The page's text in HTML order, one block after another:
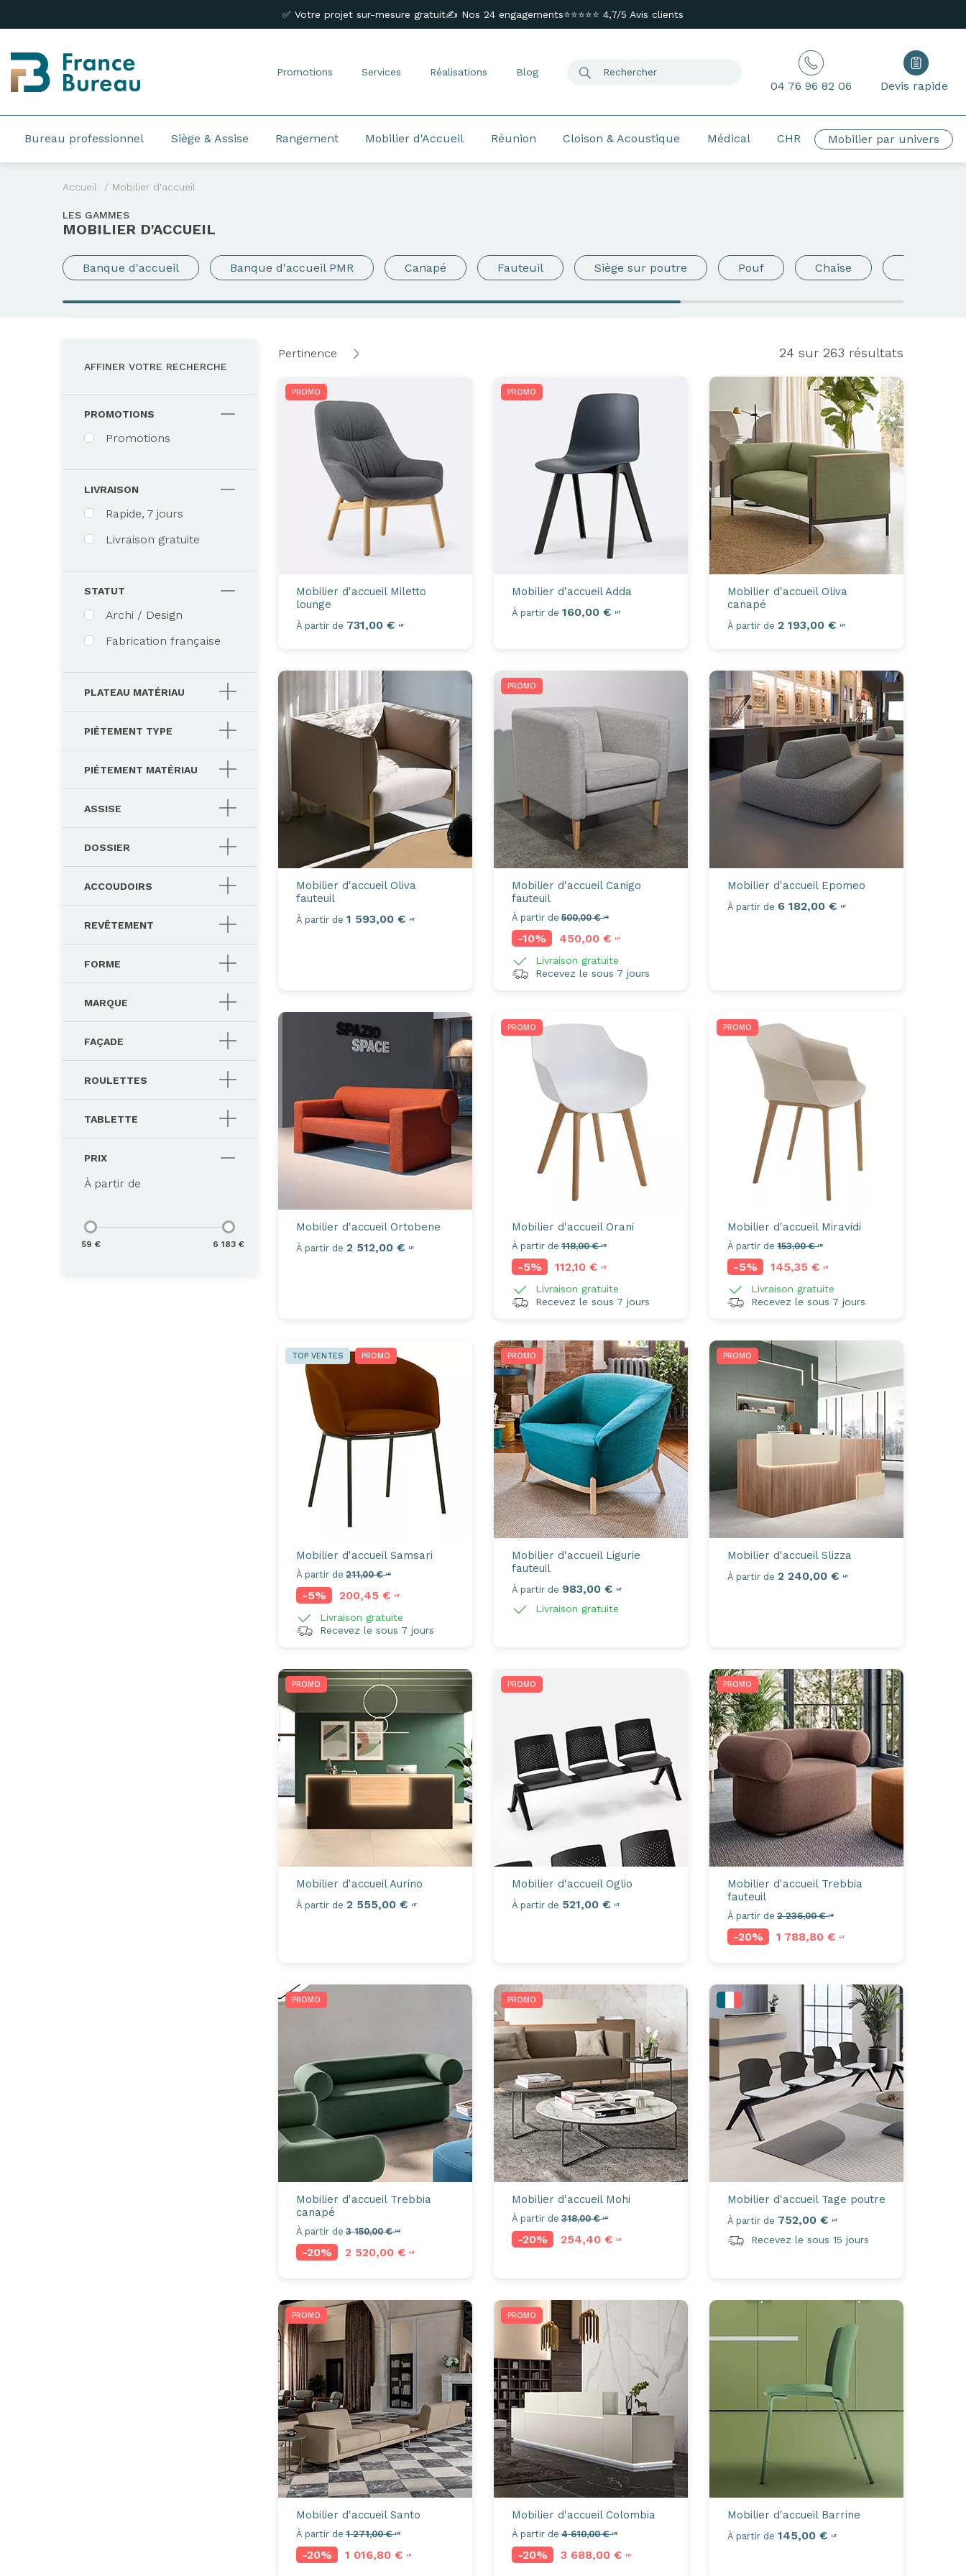
Axeptio consent
✅ Votre projet sur-mesure gratuit✍️ Nos 24 engagements⭐⭐⭐⭐⭐ 4,7/5 Avis clients
Promotions Services Réalisations Blog
04 76 96 82 06 Devis rapide
Bureau professionnel Siège & Assise Rangement Mobilier d'Accueil Réunion Cloison & Acoustique Médical CHR Mobilier par univers
Accueil Mobilier d'accueil
LES GAMMES
MOBILIER D'ACCUEIL
Banque d'accueil Banque d'accueil PMR Canapé Fauteuil Siège sur poutre Pouf Chaise
AFFINER VOTRE RECHERCHE
PROMOTIONS
Promotions
LIVRAISON
Rapide, 7 jours
Livraison gratuite
STATUT
Archi / Design
Fabrication française
PLATEAU MATÉRIAU
PIÉTEMENT TYPE
PIÉTEMENT MATÉRIAU
ASSISE
DOSSIER
ACCOUDOIRS
REVÊTEMENT
FORME
MARQUE
FAÇADE
ROULETTES
TABLETTE
PRIX
À partir de
59 € 6 183 €
Pertinence 24 sur 263 résultats
PROMO
Mobilier d'accueilMiletto
lounge
À partir de 731,00 € HT
PROMO
Mobilier d'accueilAdda
À partir de 160,00 € HT
Mobilier d'accueilOliva
canapé
À partir de 2 193,00 € HT
Mobilier d'accueilOliva
fauteuil
À partir de 1 593,00 € HT
PROMO
Mobilier d'accueilCanigo
fauteuil
À partir de 500,00 €HT
-10% 450,00 € HT
Livraison gratuite
Recevez le sous 7 jours
Mobilier d'accueilEpomeo
À partir de 6 182,00 € HT
Mobilier d'accueilOrtobene
À partir de 2 512,00 € HT
PROMO
Mobilier d'accueilOrani
À partir de 118,00 €HT
-5% 112,10 € HT
Livraison gratuite
Recevez le sous 7 jours
PROMO
Mobilier d'accueilMiravidi
À partir de 153,00 €HT
-5% 145,35 € HT
Livraison gratuite
Recevez le sous 7 jours
TOP VENTES PROMO
Mobilier d'accueilSamsari
À partir de 211,00 €HT
-5% 200,45 € HT
Livraison gratuite
Recevez le sous 7 jours
PROMO
Mobilier d'accueilLigurie
fauteuil
À partir de 983,00 € HT
Livraison gratuite
PROMO
Mobilier d'accueilSlizza
À partir de 2 240,00 € HT
PROMO
Mobilier d'accueilAurino
À partir de 2 555,00 € HT
PROMO
Mobilier d'accueilOglio
À partir de 521,00 € HT
PROMO
Mobilier d'accueilTrebbia
fauteuil
À partir de 2 236,00 €HT
-20% 1 788,80 € HT
PROMO
Mobilier d'accueilTrebbia
canapé
À partir de 3 150,00 €HT
-20% 2 520,00 € HT
PROMO
Mobilier d'accueilMohi
À partir de 318,00 €HT
-20% 254,40 € HT
Mobilier d'accueilTage poutre
À partir de 752,00 € HT
Recevez le sous 15 jours
PROMO
Mobilier d'accueilSanto
À partir de 1 271,00 €HT
-20% 1 016,80 € HT
PROMO
Mobilier d'accueilColombia
À partir de 4 610,00 €HT
-20% 3 688,00 € HT
Mobilier d'accueilBarrine
À partir de 145,00 € HT